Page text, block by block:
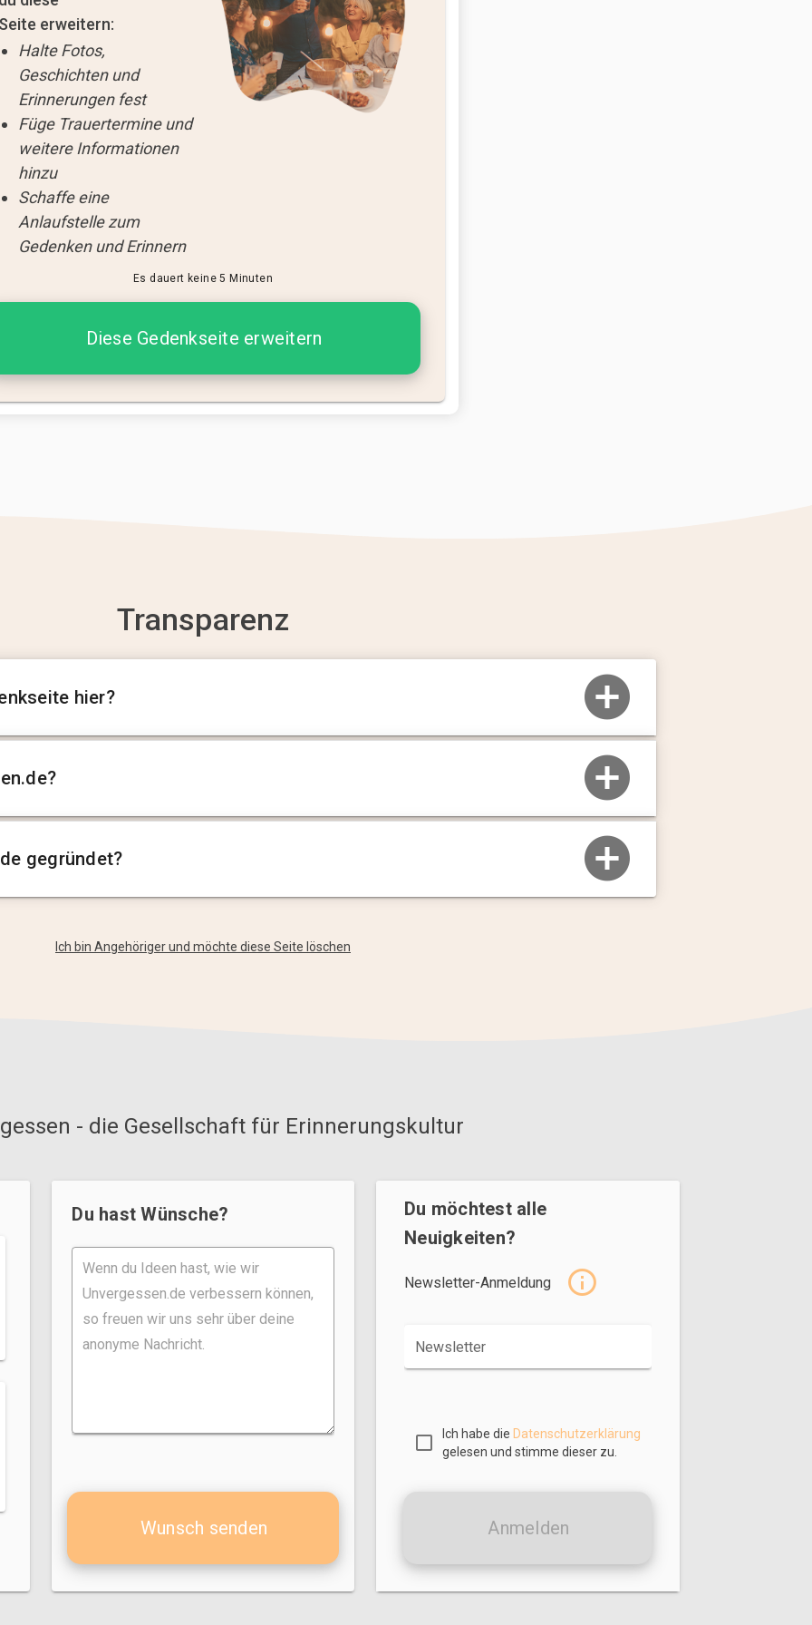
erweitern:
Halte Fotos,
Geschichten und
Erinnerungen fest
Füge Trauertermine und
weitere Informationen
hinzu
Schaffe eine
Anlaufstelle zum
Gedenken und Erinnern
Es dauert keine 5 Minuten
Diese Gedenkseite erweitern
Transparenz
hier?
gegründet?
Ich bin Angehöriger und möchte diese Seite löschen
- die Gesellschaft für Erinnerungskultur
Du hast Wünsche?
Wunsch senden
Du möchtest alle
Neuigkeiten?
Newsletter-Anmeldung
Newsletter
Ich habe die Datenschutzerklärung
gelesen und stimme dieser zu.
Anmelden